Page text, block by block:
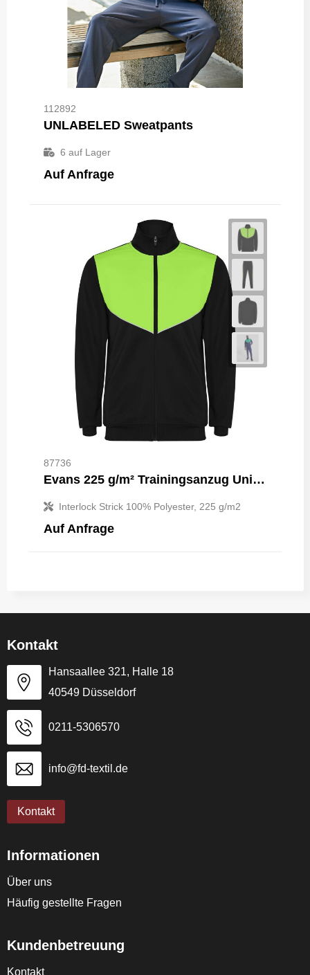
112892
UNLABELED Sweatpants
6 auf Lager
Auf Anfrage
87736
Evans 225 g/m² Trainingsanzug Unisex
Interlock Strick 100% Polyester, 225 g/m2
Auf Anfrage
Kontakt
Hansaallee 321, Halle 18
40549 Düsseldorf
0211-5306570
info@fd-textil.de
Kontakt
Informationen
Über uns
Häufig gestellte Fragen
Kundenbetreuung
Kontakt